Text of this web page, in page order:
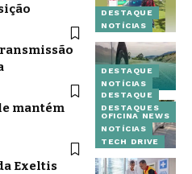
DESTAQUE
NOTÍCIAS
DESTAQUE
NOTÍCIAS
DESTAQUE
DESTAQUES
OFICINA NEWS
NOTÍCIAS
TECH DRIVE
mantém
Exeltis